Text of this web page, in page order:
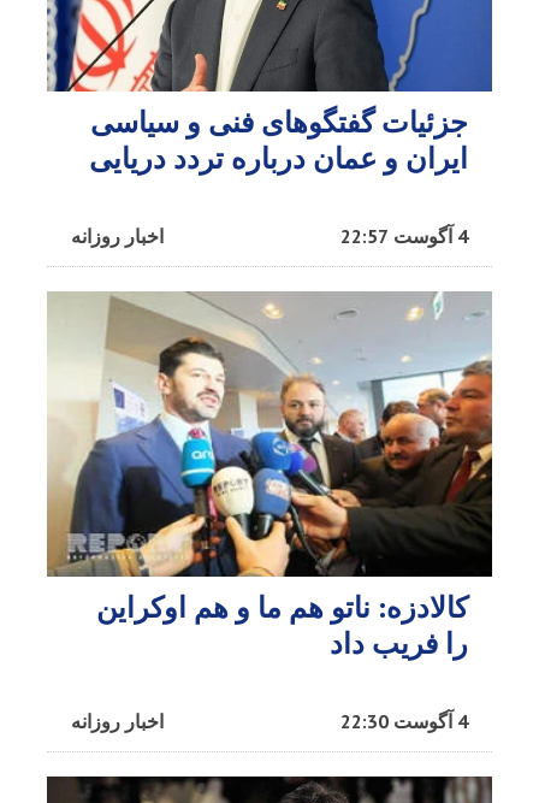
جزئیات گفتگوهای فنی و سیاسی
ایران و عمان درباره تردد دریایی
اخبار روزانه 4 آگوست 22:57
کالادزه: ناتو هم ما و هم اوکراین
را فریب داد
اخبار روزانه 4 آگوست 22:30